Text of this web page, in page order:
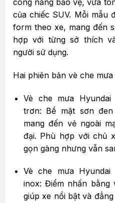
công năng bảo vệ, vừa
của chiếc SUV. Mỗi mẫu
form theo xe, mang đến
hợp với từng sở thích
người sử dụng.
Hai phiên bản vè che
Vè che mưa
trơn: Bề mặt sơn
mang đến vẻ ngoài
đại. Phù hợp với chủ
gọn gàng nhưng vẫn
Vè che mưa
inox: Điểm nhấn bằng
giúp xe nổi bật và